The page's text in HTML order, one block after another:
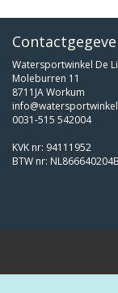
Watersportwinkel De
Moleburren 11
8711JA Workum
0031-515 542004
KVK nr: 94111952
BTW nr: